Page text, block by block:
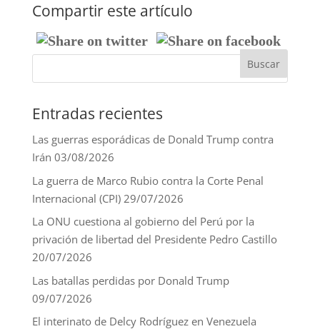
Compartir este artículo
Entradas recientes
Las guerras esporádicas de Donald Trump contra
Irán 03/08/2026
La guerra de Marco Rubio contra la Corte Penal
Internacional (CPI) 29/07/2026
La ONU cuestiona al gobierno del Perú por la
privación de libertad del Presidente Pedro Castillo
20/07/2026
Las batallas perdidas por Donald Trump
09/07/2026
El interinato de Delcy Rodríguez en Venezuela